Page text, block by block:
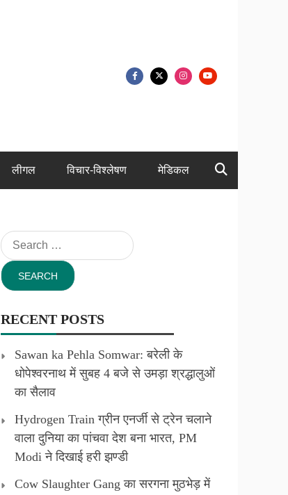
लीगल विचार-विश्लेषण मेडिकल
Search
for:
RECENT POSTS
Sawan ka Pehla Somwar: बरेली के
धोपेश्वरनाथ में सुबह 4 बजे से उमड़ा श्रद्धालुओं
का सैलाव
Hydrogen Train ग्रीन एनर्जी से ट्रेन चलाने
वाला दुनिया का पांचवा देश बना भारत, PM
Modi ने दिखाई हरी झण्डी
Cow Slaughter Gang का सरगना मुठभेड़ में